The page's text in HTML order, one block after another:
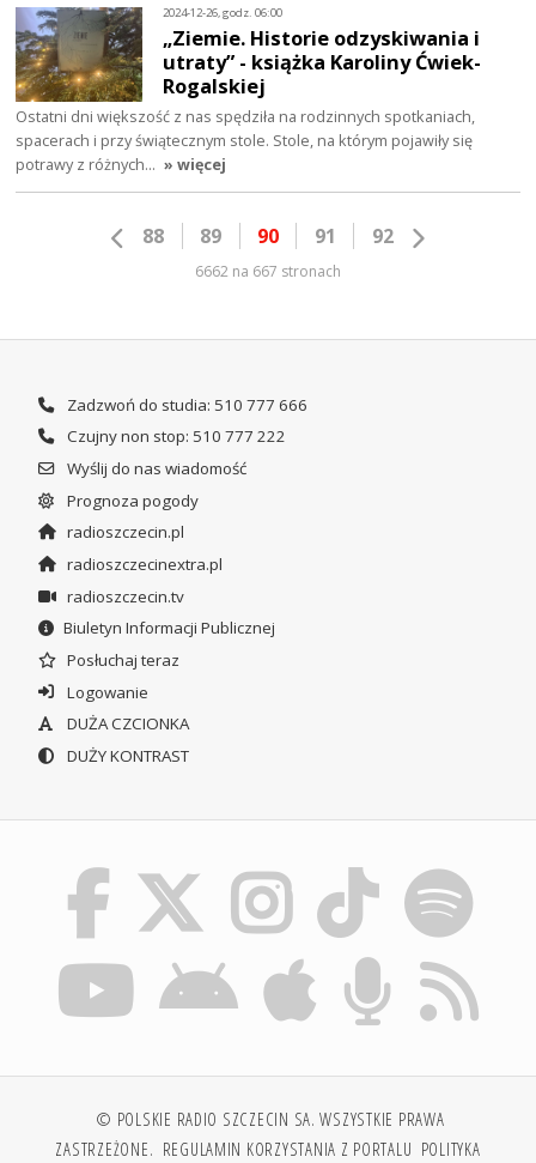
2024-12-26, godz. 06:00
„Ziemie. Historie odzyskiwania i
utraty” - książka Karoliny Ćwiek-
Rogalskiej
Ostatni dni większość z nas spędziła na rodzinnych spotkaniach,
spacerach i przy świątecznym stole. Stole, na którym pojawiły się
potrawy z różnych… » więcej
88 89 90 91 92
6662 na 667 stronach
Zadzwoń do studia: 510 777 666
Czujny non stop: 510 777 222
Wyślij do nas wiadomość
Prognoza pogody
radioszczecin.pl
radioszczecinextra.pl
radioszczecin.tv
Biuletyn Informacji Publicznej
Posłuchaj teraz
Logowanie
DUŻA CZCIONKA
DUŻY KONTRAST
© POLSKIE RADIO SZCZECIN SA. WSZYSTKIE PRAWA
ZASTRZEŻONE. REGULAMIN KORZYSTANIA Z PORTALU POLITYKA